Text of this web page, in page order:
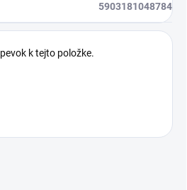
5903181048784
k tejto položke.